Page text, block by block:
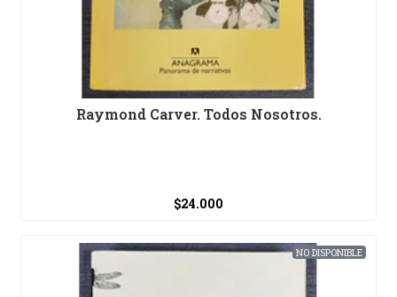
Raymond Carver. Todos Nosotros.
$24.000
NO DISPONIBLE